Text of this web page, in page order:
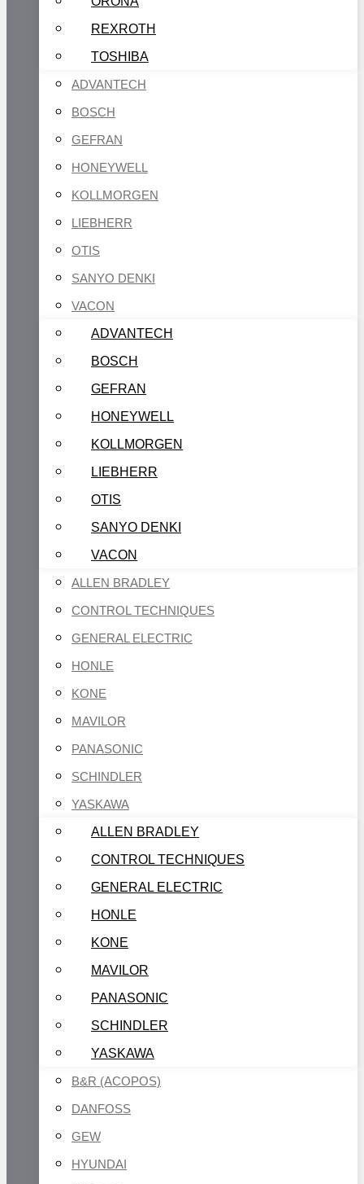
REXROTH
TOSHIBA
ADVANTECH
BOSCH
GEFRAN
HONEYWELL
KOLLMORGEN
LIEBHERR
OTIS
SANYO DENKI
VACON
ADVANTECH
BOSCH
GEFRAN
HONEYWELL
KOLLMORGEN
LIEBHERR
OTIS
SANYO DENKI
VACON
ALLEN BRADLEY
CONTROL TECHNIQUES
GENERAL ELECTRIC
HONLE
KONE
MAVILOR
PANASONIC
SCHINDLER
YASKAWA
ALLEN BRADLEY
CONTROL TECHNIQUES
GENERAL ELECTRIC
HONLE
KONE
MAVILOR
PANASONIC
SCHINDLER
YASKAWA
B&R (ACOPOS)
DANFOSS
GEW
HYUNDAI